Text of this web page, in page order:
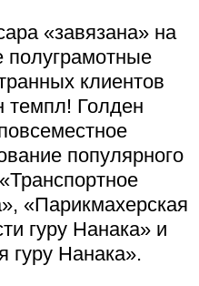
«завязана» на
полуграмотные
клиентов
темпл! Голден
популярного
«Парикмахерская
гуру Нанака» и
гуру Нанака».